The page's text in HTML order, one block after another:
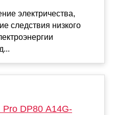
электричества,
следствия низкого
DP80 A14G-